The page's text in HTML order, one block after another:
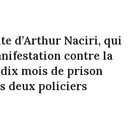
d’Arthur Naciri, qui
contre la
mois de prison
deux policiers